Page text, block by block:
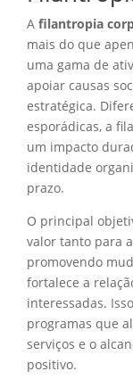
A filantropia
mais do que
uma gama de
apoiar causas
estratégica.
esporádicas, a
um impacto
identidade
prazo.
O principal
valor tanto para
promovendo
fortalece a
interessadas.
programas que
serviços e o
positivo.